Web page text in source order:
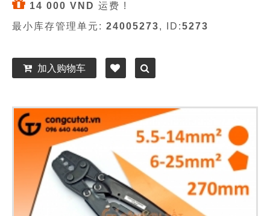
14 000 VND 运费 !
最小库存管理单元: 24005273, ID:5273
加入购物车